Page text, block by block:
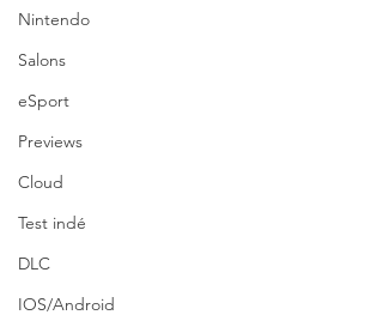
Nintendo
Salons
eSport
Previews
Cloud
Test indé
DLC
IOS/Android